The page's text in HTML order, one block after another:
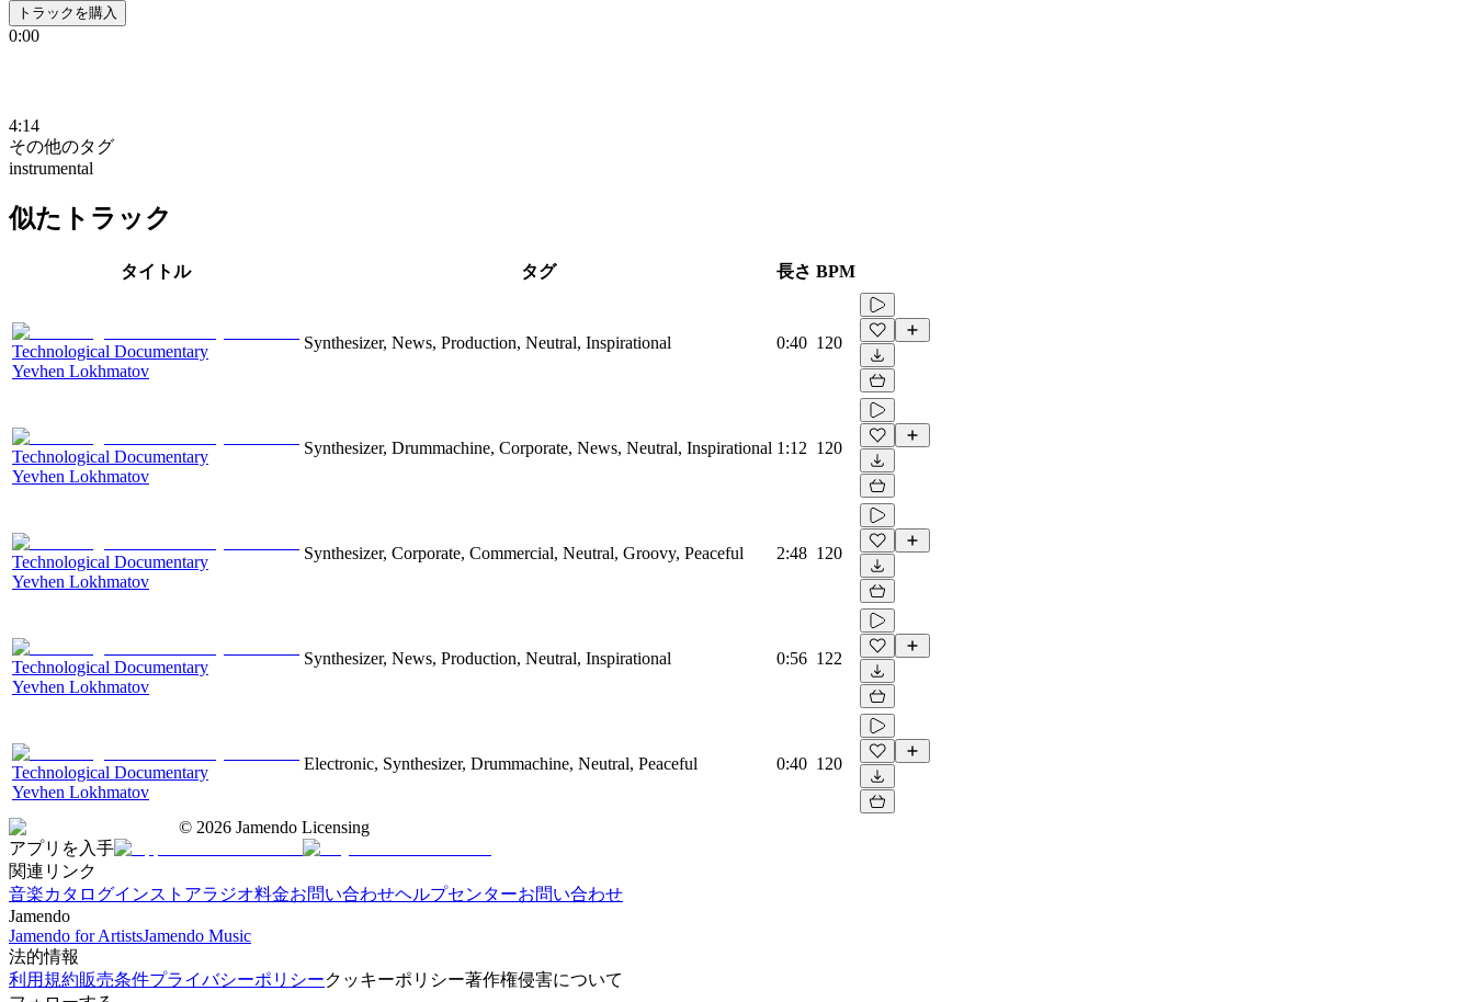
トラックを購入
0:00
4:14
その他のタグ
instrumental
似たトラック
タイトル タグ 長さ BPM
Technological Documentary
Yevhen Lokhmatov
Synthesizer, News, Production, Neutral, Inspirational 0:40 120
Technological Documentary
Yevhen Lokhmatov
Synthesizer, Drummachine, Corporate, News, Neutral, Inspirational 1:12 120
Technological Documentary
Yevhen Lokhmatov
Synthesizer, Corporate, Commercial, Neutral, Groovy, Peaceful 2:48 120
Technological Documentary
Yevhen Lokhmatov
Synthesizer, News, Production, Neutral, Inspirational 0:56 122
Technological Documentary
Yevhen Lokhmatov
Electronic, Synthesizer, Drummachine, Neutral, Peaceful 0:40 120
© 2026 Jamendo Licensing
アプリを入手
関連リンク
音楽カタログインストアラジオ料金お問い合わせヘルプセンターお問い合わせ
Jamendo
Jamendo for ArtistsJamendo Music
法的情報
利用規約販売条件プライバシーポリシークッキーポリシー著作権侵害について